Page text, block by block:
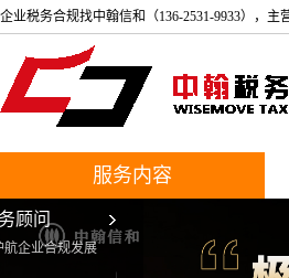
企业税务合规找中翰信和（136-2531-9933），
服务内容
顾问
航企业合规发展